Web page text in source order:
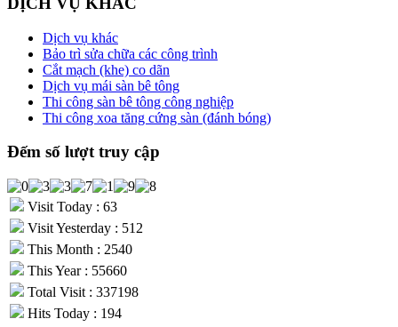
Dịch vụ khác
Bảo trì sửa chữa các công trình
Cắt mạch (khe) co dãn
Dịch vụ mái sàn bê tông
Thi công sàn bê tông công nghiệp
Thi công xoa tăng cứng sàn (đánh bóng)
Đếm số lượt truy cập
Visit Today : 63
Visit Yesterday : 512
This Month : 2540
This Year : 55660
Total Visit : 337198
Hits Today : 194